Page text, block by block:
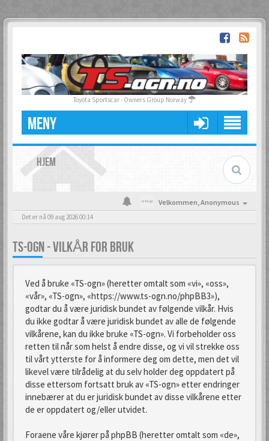
Toyota Sportscar - Owners Group Norway
MENY
HJEM
Velkommen,Anonymous
Det er nå 09 aug 2026 00:14
TS-OGN - VILKÅR FOR BRUK
Ved å bruke «TS-ogn» (heretter omtalt som «vi», «oss»,
«vår», «TS-ogn», «https://www.ts-ogn.no/phpBB3»),
godtar du å være juridisk bundet av følgende vilkår. Hvis
du ikke godtar å være juridisk bundet av alle de følgende
vilkårene, kan du ikke bruke «TS-ogn». Vi forbeholder oss
retten til når som helst å endre disse, og vi vil strekke oss
til vårt ytterste for å informere deg om dette, men det vil
likevel være tilrådelig at du selv holder deg oppdatert på
disse ettersom fortsatt bruk av «TS-ogn» etter endringer
innebærer at du er juridisk bundet av disse vilkårene etter
de er oppdatert og/eller utvidet.
Foraene våre kjører på phpBB (heretter omtalt som «de»,